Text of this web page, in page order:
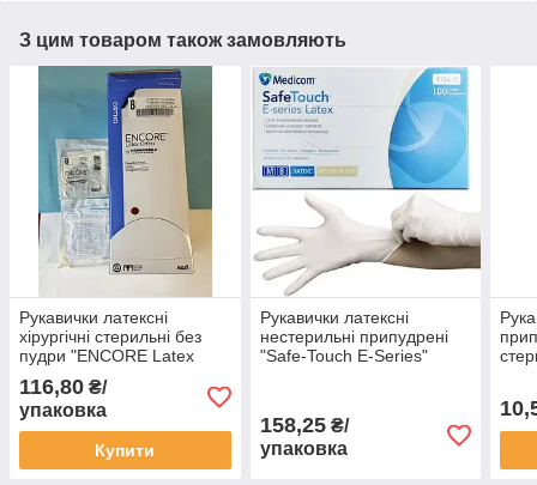
З цим товаром також замовляють
Рукавички латексні
хірургічні стерильні без
пудри "ENCORE Latex
116,80 ₴/
упаковка
Купити
Рукавички латексні
нестерильні припудрені
"Safe-Touch E-Series"
158,25₴/
упаковка